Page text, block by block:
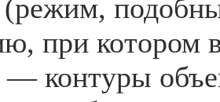
при котором
— контуры